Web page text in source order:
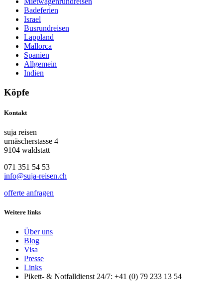
Badeferien
Israel
Busrundreisen
Lappland
Mallorca
Spanien
Allgemein
Indien
Köpfe
Kontakt
suja reisen
urnäscherstasse 4
9104 waldstatt
071 351 54 53
info@suja-reisen.ch
offerte anfragen
Weitere links
Über uns
Blog
Visa
Presse
Links
Pikett- & Notfalldienst 24/7: +41 (0) 79 233 13 54